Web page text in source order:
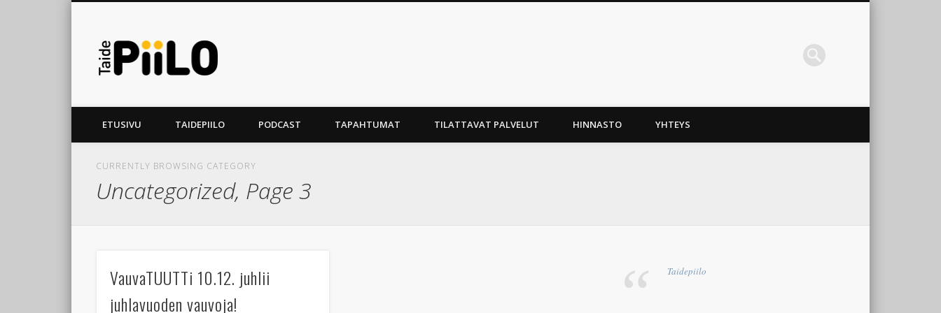
TaidePiiLO taaperoille
ETUSIVU TAIDEPIILO PODCAST TAPAHTUMAT TILATTAVAT PALVELUT HINNASTO YHTEYS
CURRENTLY BROWSING CATEGORY
Uncategorized, Page 3
VauvaTUUTTi 10.12. juhlii
juhlavuoden vauvoja!
Taidepiilo